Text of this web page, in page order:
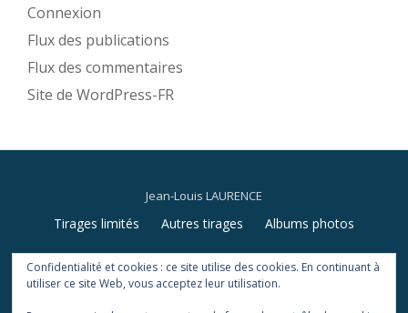
Connexion
Flux des publications
Flux des commentaires
Site de WordPress-FR
Jean-Louis LAURENCE
Menu
secondaire
Tirages limités Autres tirages Albums photos
Livres et divers Mariages Newsletter
Confidentialité et cookies : ce site utilise des cookies. En continuant à
utiliser ce site Web, vous acceptez leur utilisation.